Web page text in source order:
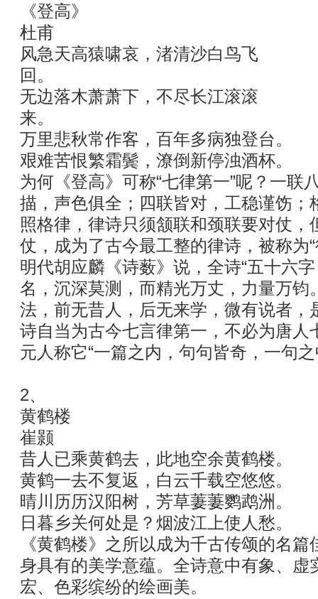
《登高》
杜甫
风急天高猿啸哀，渚清沙白鸟飞
回。
无边落木萧萧下，不尽长江滚滚
来。
万里悲秋常作客，百年多病独登台。
艰难苦恨繁霜鬓，潦倒新停浊酒杯。
为何《登高》可称“七律第一”呢？一联
描，声色俱全；四联皆对，工稳谨饬；
照格律，律诗只须颔联和颈联要对仗，
仗，成为了古今最工整的律诗，被称为
明代胡应麟《诗薮》说，全诗“五十六
名，沉深莫测，而精光万丈，力量万钧
法，前无昔人，后无来学，微有说者，
诗自当为古今七言律第一，不必为唐人
元人称它“一篇之内，句句皆奇，一句
2、
黄鹤楼
崔颢
昔人已乘黄鹤去，此地空余黄鹤楼。
黄鹤一去不复返，白云千载空悠悠。
晴川历历汉阳树，芳草萋萋鹦鹉洲。
日暮乡关何处是？烟波江上使人愁。
《黄鹤楼》之所以成为千古传颂的名
身具有的美学意蕴。全诗意中有象、虚
宏、色彩缤纷的绘画美。